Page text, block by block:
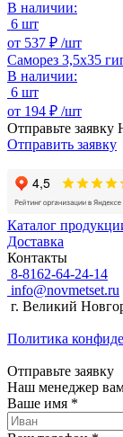
В наличии:
6 шт
от 537 ₽ /шт
Саморез 3,5х35
В наличии:
6 шт
от 194 ₽ /шт
Отправьте заявку
Отправить заявку
Каталог
Доставка
Контакты
8-8162-64-24-14
info@novmetset.ru
г. Великий
Политика
Отправьте заявку
Наш менеджер
Ваше имя *